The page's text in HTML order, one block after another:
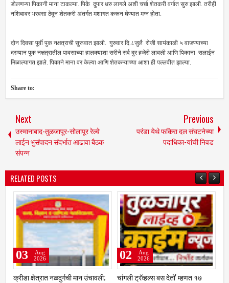
डोलणऱ्या पिकानी माना टाकल्या. पिके दुपार धरु लागले अशी चर्चा शेतकरी वर्गात सुरु झाली. तरीही
नशिबावर भरवसा ठेवून शेतकरी अंतर्गत मशागत करून घेण्यात मग्न होता.
दोन दिवसा पूर्वी पुक नक्षत्राची सुरूवात झाली. गुरुवार दि.८जुलै रोजी सायंकाळी ५ वाजण्याच्या
दरम्यान पुक नक्षत्रातील पावसाच्या हालक्याशा सरीने सर्व दुर हजेरी लावली आणि पिकाना सलाईन
मिळाल्यागत झाले. पिकाने माना वर केल्या आणि शेतकऱ्याच्या आशा ही पल्लवीत झाल्या.
Share to:
Next
उस्मानाबाद-तुळजापूर-सोलापूर रेल्वे
लाईन भुसंपादन संदर्भात आढावा बैठक
संपन्न
Previous
परंडा येथे फकिरा दल संघटनेच्या
पदाधिका-यांची निवड
RELATED POSTS
चांगली ट्रॅव्हल्स बस देतो' म्हणत १७
02
2026
एसआयआर मोहीम : नळदुर्ग शहरातील
07
Aug
2026